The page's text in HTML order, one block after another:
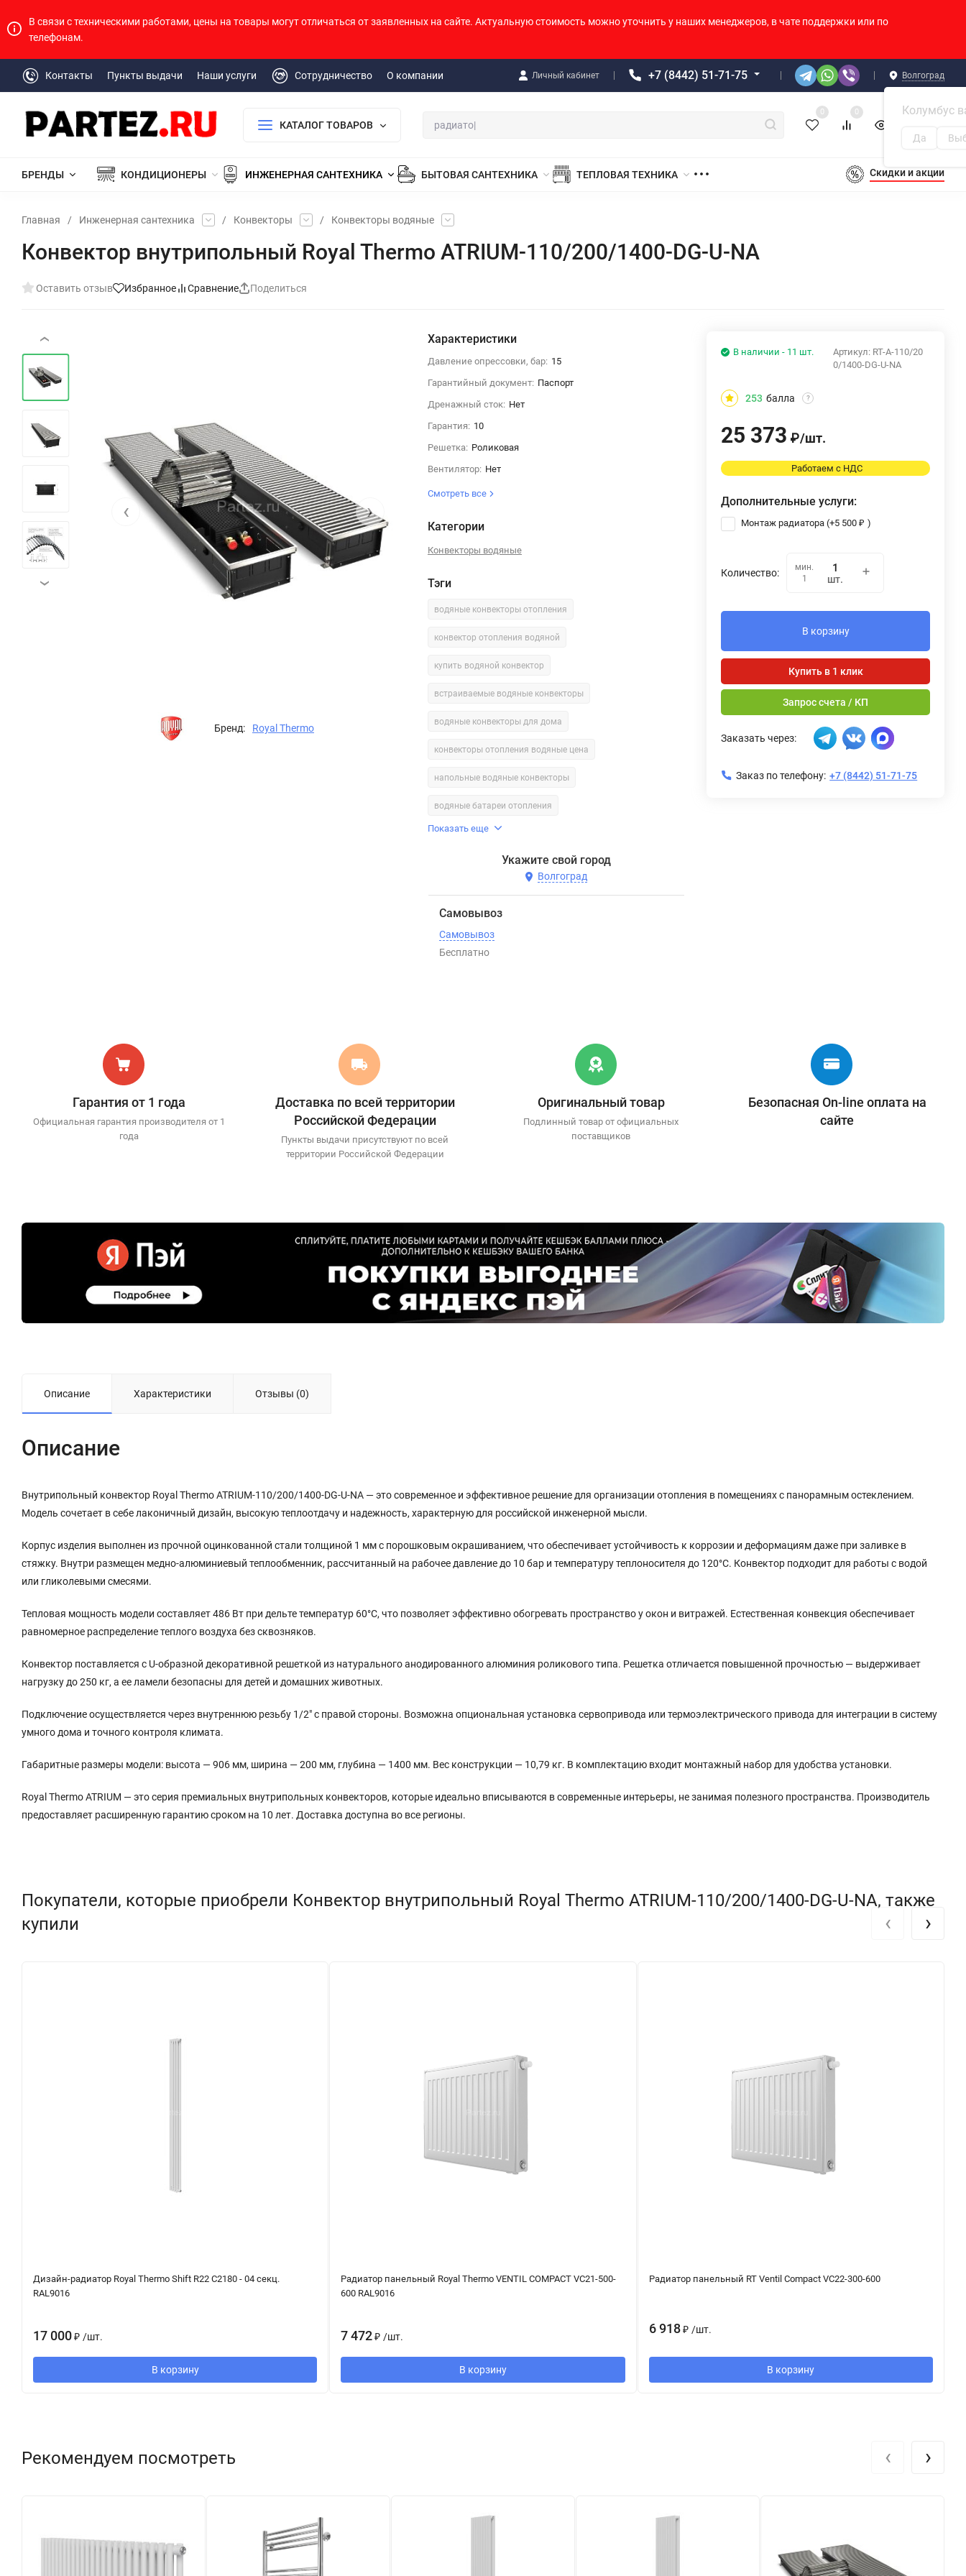
В связи с техническими работами, цены на товары могут отличаться от заявленных на сайте. Актуальную стоимость можно уточнить у наших менеджеров, в чате поддержки или по
телефонам.
Контакты Пункты выдачи Наши услуги Сотрудничество О компании Личный кабинет +7 (8442) 51-71-75 Волгоград
Колумбус
Да
КАТАЛОГ ТОВАРОВ
0 0
Корзина
0
БРЕНДЫ КОНДИЦИОНЕРЫ ИНЖЕНЕРНАЯ САНТЕХНИКА БЫТОВАЯ САНТЕХНИКА ТЕПЛОВАЯ ТЕХНИКА Скидки и акции
Главная / Инженерная сантехника / Конвекторы / Конвекторы водяные
Конвектор внутрипольный Royal Thermo ATRIUM-110/200/1400-DG-U-NA
Оставить отзыв Избранное Сравнение Поделиться
‹ ›
‹
›
Бренд: Royal Thermo
Характеристики
Давление опрессовки, бар: 15
Гарантийный документ: Паспорт
Дренажный сток: Нет
Гарантия: 10
Решетка: Роликовая
Вентилятор: Нет
Смотреть все
Категории
Конвекторы водяные
Тэги
водяные конвекторы отопления
конвектор отопления водяной
купить водяной конвектор
встраиваемые водяные конвекторы
водяные конвекторы для дома
конвекторы отопления водяные цена
напольные водяные конвекторы
водяные батареи отопления
Показать еще
Укажите свой город
Волгоград
Самовывоз
Самовывоз
Бесплатно
Артикул: RT-A-110/20
0/1400-DG-U-NA
В наличии - 11 шт.
253 балла ?
25 373 ₽/шт.
Работаем с НДС
Дополнительные услуги:
Монтаж радиатора (+5 500₽ )
Количество:
мин.
1
шт.
В корзину
Купить в 1 клик
Запрос счета / КП
Заказать через:
Заказ по телефону: +7 (8442) 51-71-75
Гарантия от 1 года
Официальная гарантия производителя от 1
года
Доставка по всей территории
Российской Федерации
Пункты выдачи присутствуют по всей
территории Российской Федерации
Оригинальный товар
Подлинный товар от официальных
поставщиков
Безопасная On-line оплата на
сайте
Описание Характеристики Отзывы (0)
Описание
Внутрипольный конвектор Royal Thermo ATRIUM-110/200/1400-DG-U-NA — это современное и эффективное решение для организации отопления в помещениях с панорамным остеклением.
Модель сочетает в себе лаконичный дизайн, высокую теплоотдачу и надежность, характерную для российской инженерной мысли.
Корпус изделия выполнен из прочной оцинкованной стали толщиной 1 мм с порошковым окрашиванием, что обеспечивает устойчивость к коррозии и деформациям даже при заливке в
стяжку. Внутри размещен медно-алюминиевый теплообменник, рассчитанный на рабочее давление до 10 бар и температуру теплоносителя до 120°C. Конвектор подходит для работы с водой
или гликолевыми смесями.
Тепловая мощность модели составляет 486 Вт при дельте температур 60°C, что позволяет эффективно обогревать пространство у окон и витражей. Естественная конвекция обеспечивает
равномерное распределение теплого воздуха без сквозняков.
Конвектор поставляется с U-образной декоративной решеткой из натурального анодированного алюминия роликового типа. Решетка отличается повышенной прочностью — выдерживает
нагрузку до 250 кг, а ее ламели безопасны для детей и домашних животных.
Подключение осуществляется через внутреннюю резьбу 1/2″ с правой стороны. Возможна опциональная установка сервопривода или термоэлектрического привода для интеграции в систему
умного дома и точного контроля климата.
Габаритные размеры модели: высота — 906 мм, ширина — 200 мм, глубина — 1400 мм. Вес конструкции — 10,79 кг. В комплектацию входит монтажный набор для удобства установки.
Royal Thermo ATRIUM — это серия премиальных внутрипольных конвекторов, которые идеально вписываются в современные интерьеры, не занимая полезного пространства. Производитель
предоставляет расширенную гарантию сроком на 10 лет. Доставка доступна во все регионы.
Покупатели, которые приобрели Конвектор внутрипольный Royal Thermo ATRIUM-110/200/1400-DG-U-NA, также
купили
Дизайн-радиатор Royal Thermo Shift R22 C2180 - 04 секц.
RAL9016
17 000₽ /шт.
В корзину
Радиатор панельный Royal Thermo VENTIL COMPACT VC21-500-
600 RAL9016
7 472 ₽ /шт.
В корзину
Радиатор панельный RT Ventil Compact VC22-300-600
6 918 ₽ /шт.
В корзину
‹ ›
Рекомендуем посмотреть ‹ ›